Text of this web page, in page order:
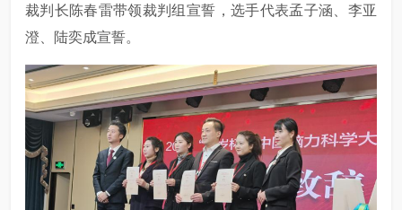
裁判长陈春雷带领裁判组宣誓，选手代表孟子涵、李亚
澄、陆奕成宣誓。